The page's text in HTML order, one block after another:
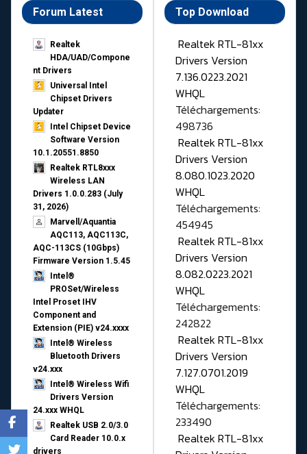
Forum Latest
Realtek
HDA/UAD/Compone
nt Drivers
Universal Intel
Chipset Drivers
Updater​
Intel Chipset Device
Software Version
10.1.20551.8850
Realtek RTL8xxx
Wireless LAN
Drivers 1.0.0.283 (July
31, 2026)
Marvell/Aquantia
AQC113, AQC113C,
AQC-113CS (10Gbps)
Firmware Version 1.5.45
Intel®
PROSet/Wireless
Intel Proset IHV
Component and
Extension (PIE) v24.xxxx
Intel® Wireless
Bluetooth Drivers
v24.xxx
Intel® Wireless Wifi
Drivers Version
24.xxx WHQL
Realtek USB 2.0/3.0
Card Reader 10.0.x
drivers
Top Download
Realtek RTL-81xx
Drivers Version
7.136.0223.2021
WHQL
Téléchargements:
498736
Realtek RTL-81xx
Drivers Version
8.080.1023.2020
WHQL
Téléchargements:
454945
Realtek RTL-81xx
Drivers Version
8.082.0223.2021
WHQL
Téléchargements:
242822
Realtek RTL-81xx
Drivers Version
7.127.0701.2019
WHQL
Téléchargements:
233490
Realtek RTL-81xx